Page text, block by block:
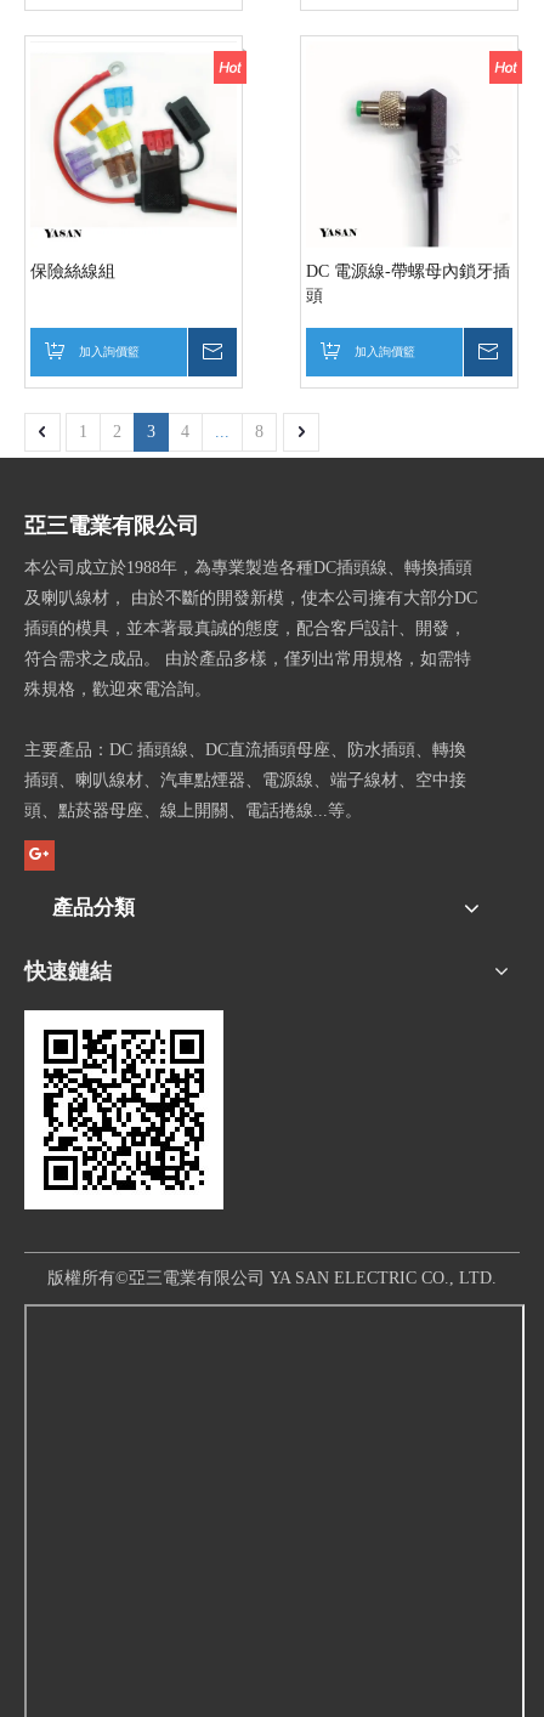
保險絲線組
加入詢價籃
DC 電源線-帶螺母內鎖牙插
頭
加入詢價籃
1 2 3 4 ... 8
亞三電業有限公司
本公司成立於1988年，為專業製造各種DC插頭線、轉換插頭
及喇叭線材， 由於不斷的開發新模，使本公司擁有大部分DC
插頭的模具，並本著最真誠的態度，配合客戶設計、開發，
符合需求之成品。 由於產品多樣，僅列出常用規格，如需特
殊規格，歡迎來電洽詢。
主要產品：DC 插頭線、DC直流插頭母座、防水插頭、轉換
插頭、喇叭線材、汽車點煙器、電源線、端子線材、空中接
頭、點菸器母座、線上開關、電話捲線...等。
產品分類
快速鏈結
版權所有©亞三電業有限公司 YA SAN ELECTRIC CO., LTD.